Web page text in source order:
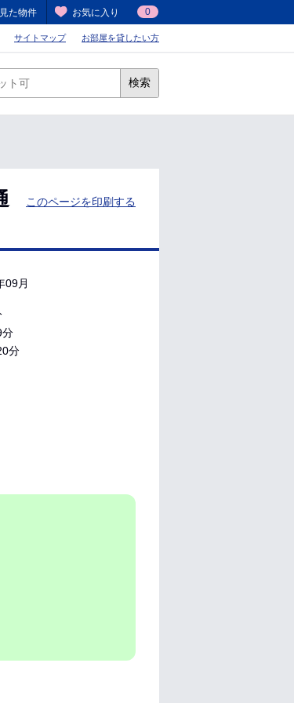
た物件 お気に入り 0
サイトマップ お部屋を貸したい方
検索
このページを印刷する
09月
分
分